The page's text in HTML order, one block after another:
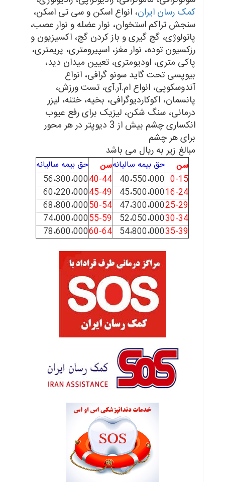
کمک رسان ایران، انواع اسکن و سی تی اسکن،
سنجش تراکم استخوان، نوار عضله و نوار عصب،
پاتولوژی، گچ گیری و باز کردن گچ، اکسیزیون و
رزکسیون توده، نوار مغز، اسپیرومتری، پریمتری،
پاکی متری، اودیومتری، تعیین میدان دید،
بیوپسی تحت گاید سونو گرافی، انواع
آندوسکوپی، انواع ام.آر.آی، تست ورزش،
پانسمان، اکوکاردیوگرافی، بخیه، ختنه، لیزر
درمانی، سنگ شکن، لیزیک برای رفع عیوب
انکساری چشم بیش از 3 دیوپتر در هر محور
برای هر چشم
مبالغ زیر به ریال می باشد
سن حق بیمه ساليانهسن
حق بیمه ساليانه
0-15 40،550،000 40-4456،300،000
16-2445،500،000 45-4960،220،000
25-2947،300،000 50-5468،800،000
30-3452،050،000 55-5974،000،000
35-3954،800،000 60-6478،600،000